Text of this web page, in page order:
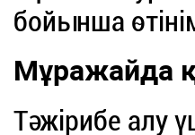
бойынша
Мұражайда
Тәжірибе алу